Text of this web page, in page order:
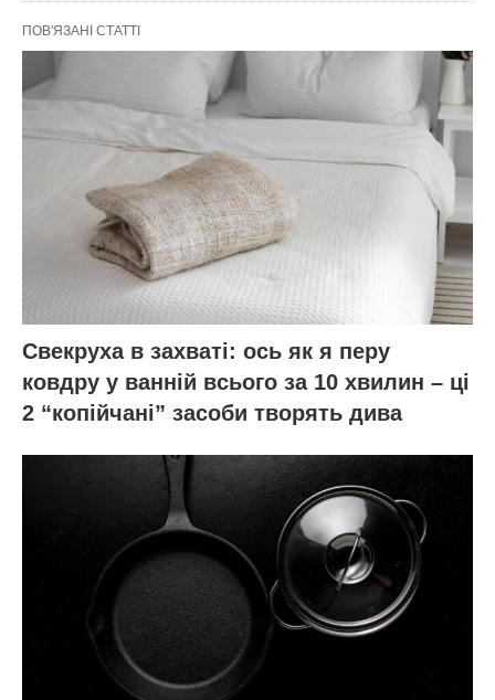
ПОВ'ЯЗАНІ СТАТТІ
Свекруха в захваті: ось як я перу
ковдру у ванній всього за 10 хвилин – ці
2 “копійчані” засоби творять дива